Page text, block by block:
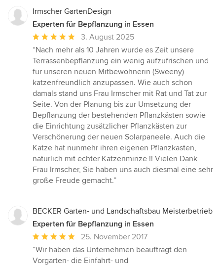
Irmscher GartenDesign
Experten für Bepflanzung in Essen
Durchschnittliche
Bewertung:
5
von
5
Sternen
3. August 2025
“Nach mehr als 10 Jahren wurde es Zeit unsere
Terrassenbepflanzung ein wenig aufzufrischen und
für unseren neuen Mitbewohnerin (Sweeny)
katzenfreundlich anzupassen. Wie auch schon
damals stand uns Frau Irmscher mit Rat und Tat zur
Seite. Von der Planung bis zur Umsetzung der
Bepflanzung der bestehenden Pflanzkästen sowie
die Einrichtung zusätzlicher Pflanzkästen zur
Verschönerung der neuen Solarpaneele. Auch die
Katze hat nunmehr ihren eigenen Pflanzkasten,
natürlich mit echter Katzenminze !! Vielen Dank
Frau Irmscher, Sie haben uns auch diesmal eine sehr
große Freude gemacht.”
BECKER Garten- und Landschaftsbau Meisterbetrieb
Experten für Bepflanzung in Essen
Durchschnittliche
Bewertung:
5
25. November 2017
“Wir haben das Unternehmen beauftragt den
Vorgarten- die Einfahrt- und